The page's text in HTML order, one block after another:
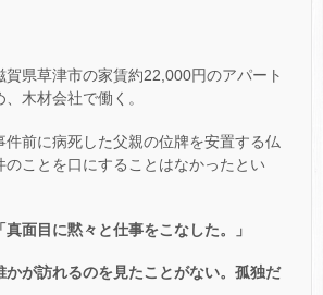
賀県草津市の家賃約22,000円のアパート
木材会社で働く。
件前に病死した父親の位牌を安置する仏
のことを口にすることはなかったとい
「真面目に黙々と仕事をこなした。」
かが訪れるのを見たことがない。孤独だ